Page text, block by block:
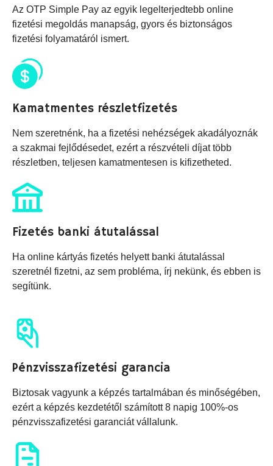
Az OTP Simple Pay az egyik legelterjedtebb online
fizetési megoldás manapság, gyors és biztonságos
fizetési folyamatáról ismert.
Kamatmentes részletfizetés
Nem szeretnénk, ha a fizetési nehézségek akadályoznák
a szakmai fejlődésedet, ezért a részvételi díjat több
részletben, teljesen kamatmentesen is kifizetheted.
Fizetés banki átutalással
Ha online kártyás fizetés helyett banki átutalással
szeretnél fizetni, az sem probléma, írj nekünk, és ebben is
segítünk.
Pénzvisszafizetési garancia
Biztosak vagyunk a képzés tartalmában és minőségében,
ezért a képzés kezdetétől számított 8 napig 100%-os
pénzvisszafizetési garanciát vállalunk.